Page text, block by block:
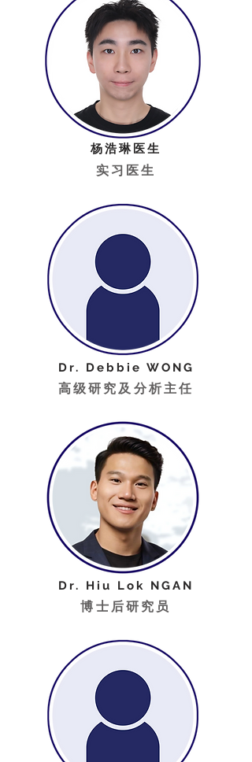
杨浩琳医生
实习医生
Dr. Debbie WONG
高级研究及分析主任
Dr. Hiu Lok NGAN
博士后研究员